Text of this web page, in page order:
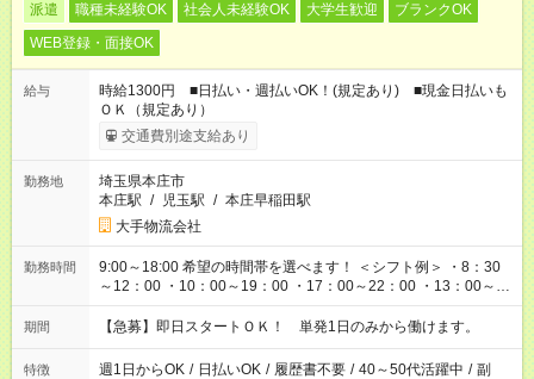
派遣 職種未経験OK 社会人未経験OK 大学生歓迎
ブランクOK
WEB登録・面接OK
給与
時給1300円 ■日払い・週払いOK！(規定あり) ■現金日払いも
ＯＫ（規定あり）
交通費別途支給あり
勤務地
埼玉県本庄市
本庄駅 / 児玉駅 / 本庄早稲田駅
大手物流会社
勤務時間
9:00～18:00 希望の時間帯を選べます！ ＜シフト例＞ ・8：30
～12：00 ・10：00～19：00 ・17：00～22：00 ・13：00～
22：00 ・22：00～翌6：00 など
期間 【急募】即日スタートＯＫ！ 単発1日のみから働けます。
特徴 週1日からOK / 日払いOK / 履歴書不要 / 40～50代活躍中 / 副